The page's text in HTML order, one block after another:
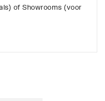
of Showrooms (voor